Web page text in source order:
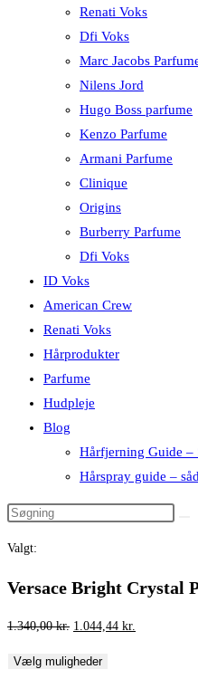
Renati Voks
Dfi Voks
Marc Jacobs
Nilens Jord
Hugo Boss parfume
Kenzo Parfume
Armani Parfume
Clinique
Origins
Burberry Parfume
Dfi Voks
ID Voks
American Crew
Renati Voks
Hårprodukter
Parfume
Hudpleje
Blog
Hårfjerning Guide –
Hårspray guide –
Valgt:
Versace Bright Crystal
1.340,00kr. Den
pris
1.044,44 kr.
Vælg muligheder